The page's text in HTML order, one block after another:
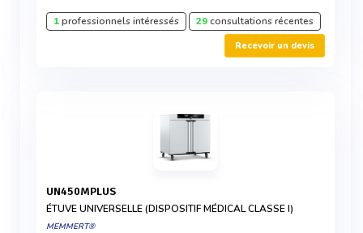
1professionnels intéressés 29consultations récentes
Recevoir un devis
UN450MPLUS
ÉTUVE UNIVERSELLE (DISPOSITIF MÉDICAL CLASSE I)
MEMMERT®